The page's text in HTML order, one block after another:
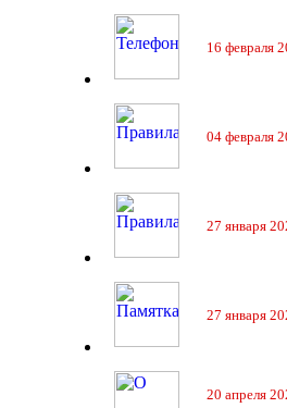
16 февраля
04 февраля
27 января
27 января
20 апреля